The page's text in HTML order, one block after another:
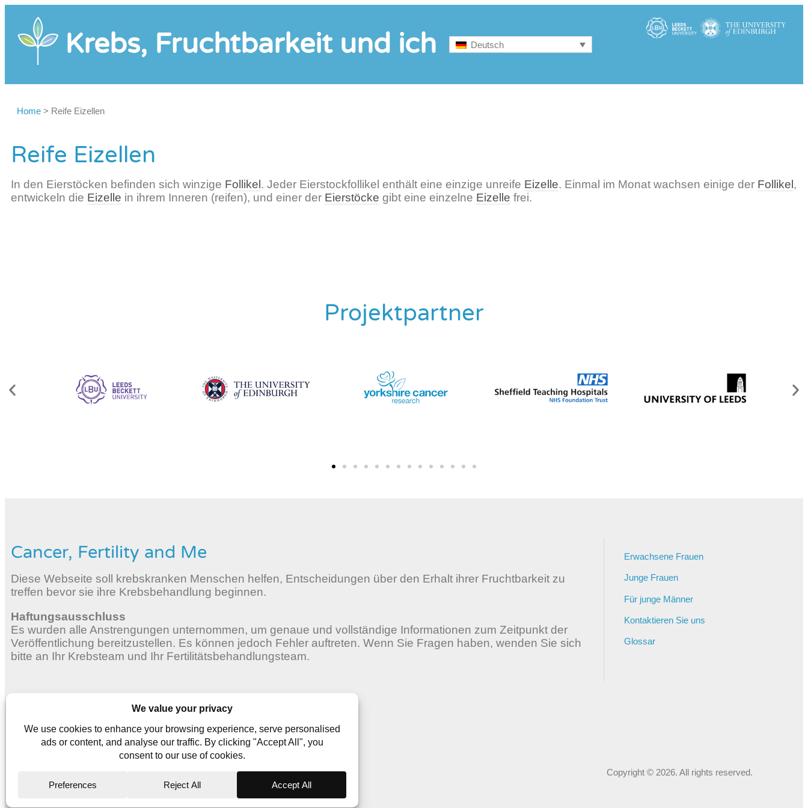
Krebs, Fruchtbarkeit und ich Deutsch
Home > Reife Eizellen
Reife Eizellen
In den Eierstöcken befinden sich winzige Follikel . Jeder Eierstockfollikel enthält eine einzige unreife Eizelle. Einmal im Monat wachsen einige der Follikel ,
entwickeln die Eizelle in ihrem Inneren (reifen), und einer der Eierstöcke gibt eine einzelne Eizelle frei.
Projektpartner
Cancer, Fertility and Me
Diese Webseite soll krebskranken Menschen helfen, Entscheidungen über den Erhalt ihrer Fruchtbarkeit zu
treffen bevor sie ihre Krebsbehandlung beginnen.
Haftungsausschluss
Es wurden alle Anstrengungen unternommen, um genaue und vollständige Informationen zum Zeitpunkt der
Veröffentlichung bereitzustellen. Es können jedoch Fehler auftreten. Wenn Sie Fragen haben, wenden Sie sich
bitte an Ihr Krebsteam und Ihr Fertilitätsbehandlungsteam.
Erwachsene Frauen
Junge Frauen
Für junge Männer
Kontaktieren Sie uns
Glossar
Website Terms Privacy Policy Cookie Policy
Copyright © 2026. All rights reserved.